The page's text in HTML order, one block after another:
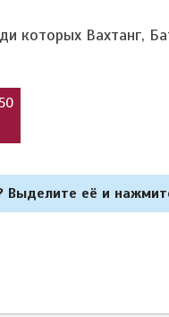
которых Вахтанг,
Выделите её и